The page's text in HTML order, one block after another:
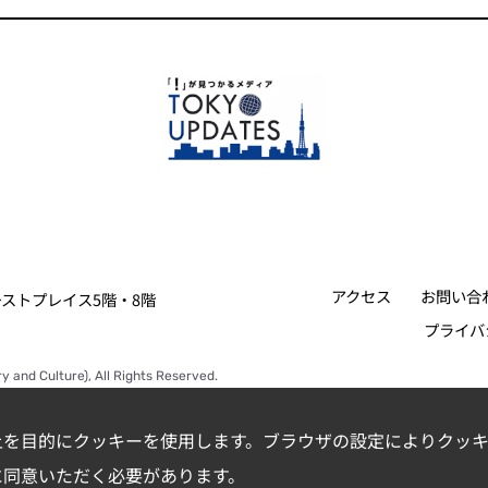
目的にクッキーを使用します。ブラウザの設定によりクッ
意いただく必要があります。
トプレイス5階・8階 アクセス
お問い合
プライ
and Culture), All Rights Reserved.